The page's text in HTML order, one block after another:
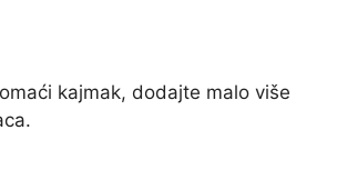
kajmak, dodajte malo više